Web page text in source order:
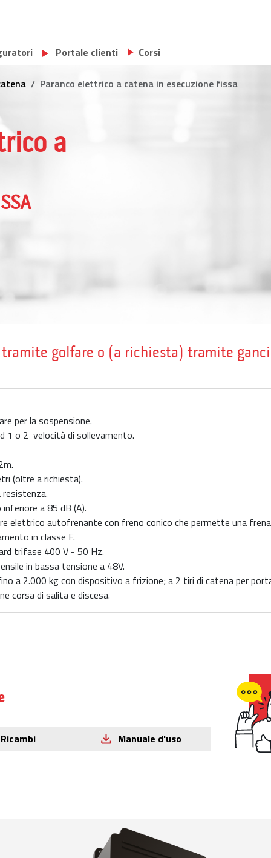
Portale clienti Corsi
Paranco elettrico a catena in esecuzione fissa
a
tramite golfare o (a richiesta) tramite
per la sospensione.
1 o 2 velocità di sollevamento.
(oltre a richiesta).
resistenza.
a 85 dB (A).
elettrico autofrenante con freno conico che permette una
in classe F.
trifase 400 V - 50 Hz.
in bassa tensione a 48V.
a 2.000 kg con dispositivo a frizione; a 2 tiri di catena per
corsa di salita e discesa.
Ricambi Manuale d'uso